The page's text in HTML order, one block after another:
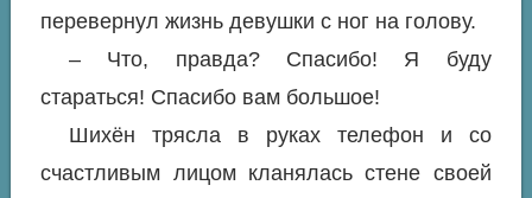
перевернул жизнь девушки с ног на голову.
– Что, правда? Спасибо! Я буду
стараться! Спасибо вам большое!
Шихён трясла в руках телефон и со
счастливым лицом кланялась стене своей